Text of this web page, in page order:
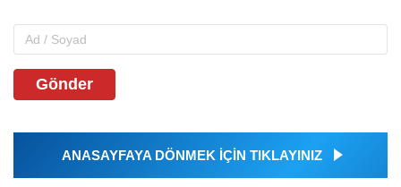
Gönder
ANASAYFAYA DÖNMEK İÇİN TIKLAYINIZ